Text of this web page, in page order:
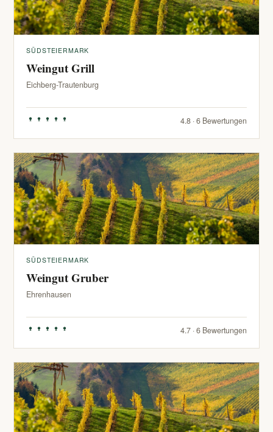
SÜDSTEIERMARK
Weingut Grill
Eichberg-Trautenburg
4.8 · 6 Bewertungen
SÜDSTEIERMARK
Weingut Gruber
Ehrenhausen
4.7 · 6 Bewertungen